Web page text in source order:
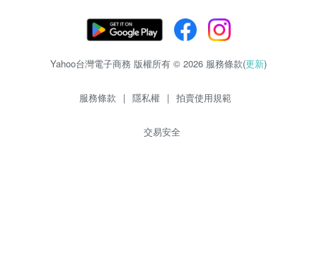
Yahoo台灣電子商務 版權所有 © 2026 服務條款(更新)
服務條款 | 隱私權 | 拍賣使用規範
交易安全